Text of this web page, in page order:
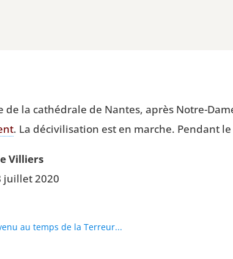
de la cathé­drale de Nantes, après Notre-
. La déci­vi­li­sa­tion est en marche. Pen­dant
Villiers
juillet 2020
au temps de la Terreur...